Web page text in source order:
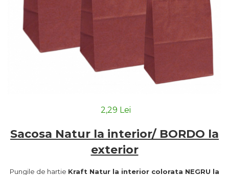
2,29 Lei
Sacosa Natur la interior/ BORDO la
exterior
Pungile de hartie Kraft Natur la interior colorata NEGRU la